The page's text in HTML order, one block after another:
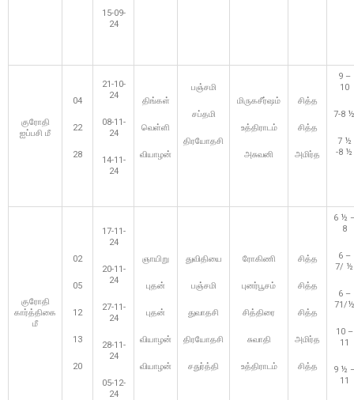
15-09-
24
குரோதி
ஐப்பசி மீ
04
22
28
21-10-
24
08-11-
24
14-11-
24
திங்கள்
வெள்ளி
வியாழன்
பஞ்சமி
சப்தமி
திரயோதசி
மிருகசீர்ஷம்
உத்திராடம்
அசுவனி
சித்த
சித்த
அமிர்த
9 –
10
7-8 ½
7 ½
-8 ½
குரோதி
கார்த்திகை
மீ
02
05
12
13
20
17-11-
24
20-11-
24
27-11-
24
28-11-
24
05-12-
24
ஞாயிறு
புதன்
புதன்
வியாழன்
வியாழன்
துவிதியை
பஞ்சமி
துவாதசி
திரயோதசி
சதுர்த்தி
ரோகிணி
புனர்பூசம்
சித்திரை
சுவாதி
உத்திராடம்
சித்த
சித்த
சித்த
அமிர்த
சித்த
6 ½
8
6 –
7/ ½
6 –
71/½
10 –
11
9 ½
11